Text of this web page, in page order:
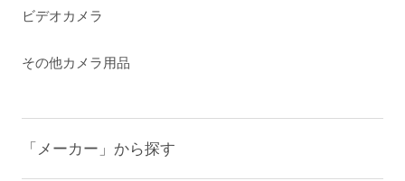
ビデオカメラ
その他カメラ用品
「メーカー」から探す